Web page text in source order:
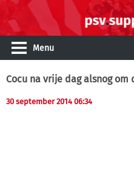
Menu
Cocu na vrije dag alsnog
30 september 2014 06:34